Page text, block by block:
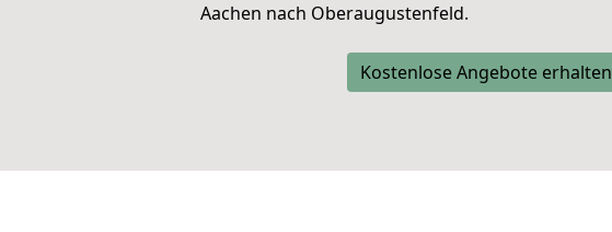
Aachen nach Oberaugustenfeld.
Kostenlose Angebote erhalten